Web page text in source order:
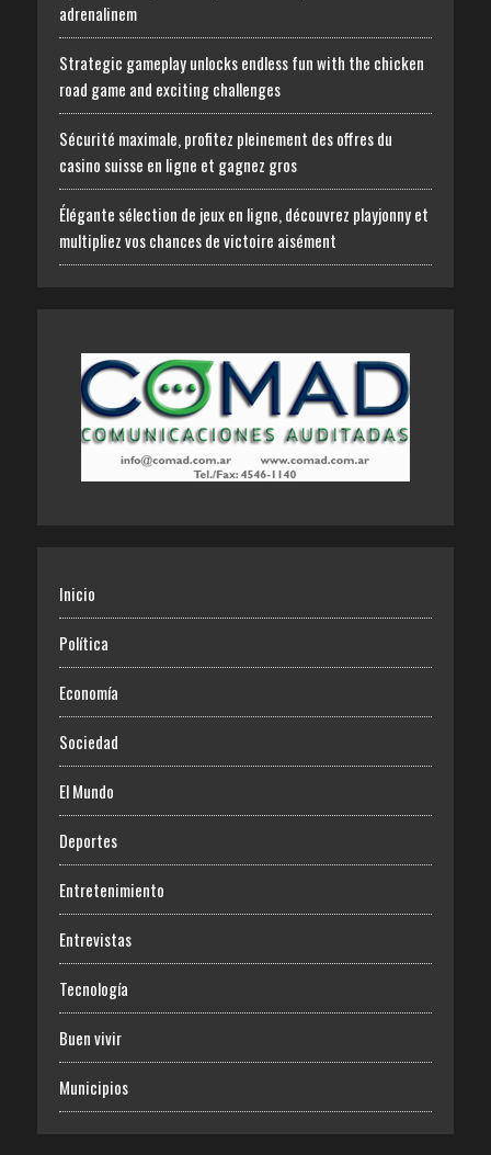
adrenalinem
Strategic gameplay unlocks endless fun with the chicken
road game and exciting challenges
Sécurité maximale, profitez pleinement des offres du
casino suisse en ligne et gagnez gros
Élégante sélection de jeux en ligne, découvrez playjonny et
multipliez vos chances de victoire aisément
Inicio
Política
Economía
Sociedad
El Mundo
Deportes
Entretenimiento
Entrevistas
Tecnología
Buen vivir
Municipios